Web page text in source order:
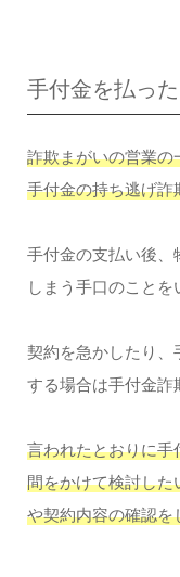
手付金を払っ
詐欺まがいの営業の
手付金の持ち逃げ詐
手付金の支払い後、
しまう手口のことを
契約を急かしたり、
する場合は手付金詐
言われたとおりに手
間をかけて検討した
や契約内容の確認を